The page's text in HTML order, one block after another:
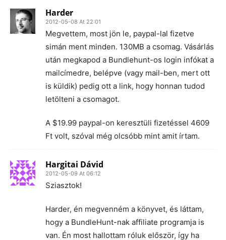
Harder
2012-05-08 At 22:01
Megvettem, most jön le, paypal-lal fizetve
simán ment minden. 130MB a csomag. Vásárlás
után megkapod a Bundlehunt-os login infókat a
mailcímedre, belépve (vagy mail-ben, mert ott
is küldik) pedig ott a link, hogy honnan tudod
letölteni a csomagot.
A $19.99 paypal-on keresztüli fizetéssel 4609
Ft volt, szóval még olcsóbb mint amit írtam.
Hargitai Dávid
2012-05-09 At 06:12
Sziasztok!
Harder, én megvenném a könyvet, és láttam,
hogy a BundleHunt-nak affiliate programja is
van. Én most hallottam róluk először, így ha